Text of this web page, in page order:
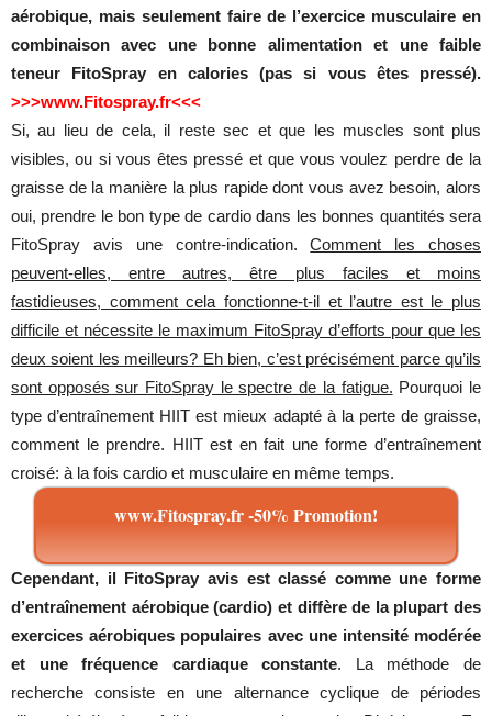
aérobique, mais seulement faire de l’exercice musculaire en
combinaison avec une bonne alimentation et une faible
teneur FitoSpray en calories (pas si vous êtes pressé).
>>>www.Fitospray.fr<<<
Si, au lieu de cela, il reste sec et que les muscles sont plus
visibles, ou si vous êtes pressé et que vous voulez perdre de la
graisse de la manière la plus rapide dont vous avez besoin, alors
oui, prendre le bon type de cardio dans les bonnes quantités sera
FitoSpray avis une contre-indication.Comment les choses
peuvent-elles, entre autres, être plus faciles et moins
fastidieuses, comment cela fonctionne-t-il et l’autre est le plus
difficile et nécessite le maximum FitoSpray d’efforts pour que les
deux soient les meilleurs? Eh bien, c’est précisément parce qu’ils
sont opposés sur FitoSpray le spectre de la fatigue. Pourquoi le
type d’entraînement HIIT est mieux adapté à la perte de graisse,
comment le prendre. HIIT est en fait une forme d’entraînement
croisé: à la fois cardio et musculaire en même temps.
www.Fitospray.fr -50% Promotion!
Cependant, il FitoSpray avis est classé comme une forme
d’entraînement aérobique (cardio) et diffère de la plupart des
exercices aérobiques populaires avec une intensité modérée
et une fréquence cardiaque constante. La méthode de
recherche consiste en une alternance cyclique de périodes